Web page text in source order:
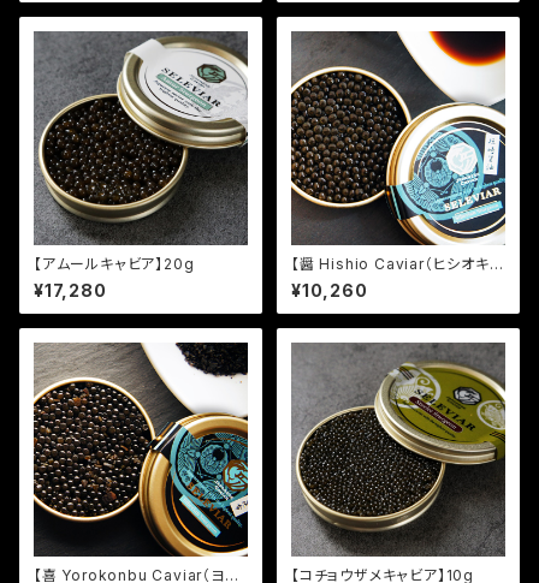
【アムールキャビア】20g
¥17,280
【醤 Hishio Caviar（ヒシオキャ
ビア）】垣崎醤油仕立て 10g
¥10,260
【喜 Yorokonbu Caviar（ヨロ
【コチョウザメキャビア】10g